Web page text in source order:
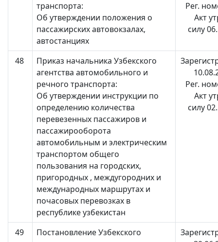
транспорта:
Об утверждении положения о
пассажирских автовокзалах,
автостанциях
Рег.
Акт
силу
48
Приказ начальника Узбекского
агентства автомобильного и
речного транспорта:
Об утверждении инструкции по
определению количества
перевезенных пассажиров и
пассажирооборота
автомобильным и электрическим
транспортом общего
пользования на городских,
пригородных , междугородних и
международных маршрутах и
почасовых перевозках в
республике узбекистан
Рег.
Акт
силу
49
Постановление Узбекского